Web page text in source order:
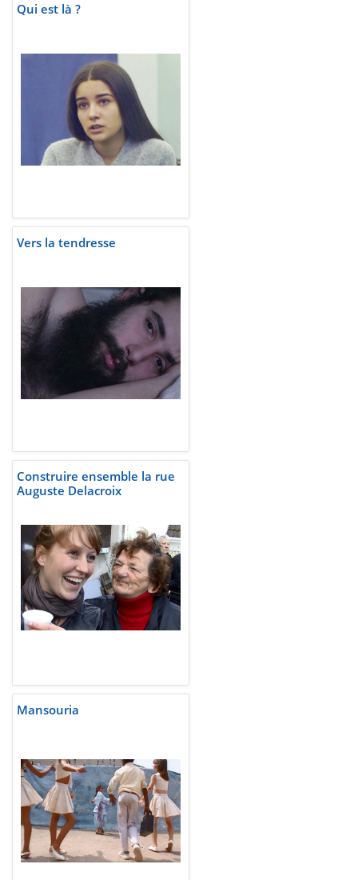
Qui est là ?
Vers la tendresse
Construire ensemble la rue
Auguste Delacroix
Mansouria